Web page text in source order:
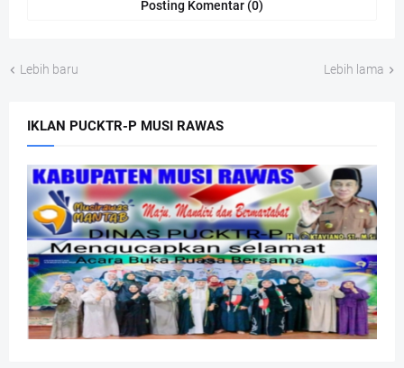
Posting Komentar (0)
Lebih baru Lebih lama
IKLAN PUCKTR-P MUSI RAWAS